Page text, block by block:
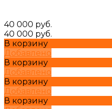
40 000 руб.
40 000 руб.
В корзину
Добавлено
В корзину
Добавлено
В корзину
Добавлено
В корзину